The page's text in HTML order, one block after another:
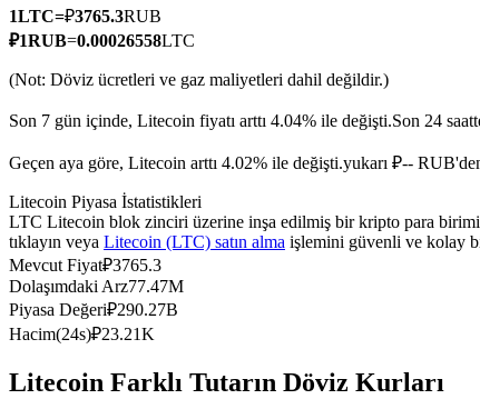
Hisse senetleri, döviz, değerli metaller ve emtia türevleri
USDC Vadeli İşlemleri
1LTC=₽3765.3RUB
₽1RUB=0.00026558LTC
(Not: Döviz ücretleri ve gaz maliyetleri dahil değildir.)
Son 7 gün içinde, Litecoin fiyatı arttı 4.04% ile değişti.Son 24
Geçen aya göre, Litecoin arttı 4.02% ile değişti.yukarı ₽--
Litecoin Piyasa İstatistikleri
LTC Litecoin blok zinciri üzerine inşa edilmiş bir kripto para
tıklayın veya Litecoin (LTC) satın alma işlemini güvenli ve kolay
Mevcut Fiyat₽3765.3
Dolaşımdaki Arz77.47M
Piyasa Değeri₽290.27B
Hacim(24s)₽23.21K
Litecoin Farklı Tutarın Döviz Kurları